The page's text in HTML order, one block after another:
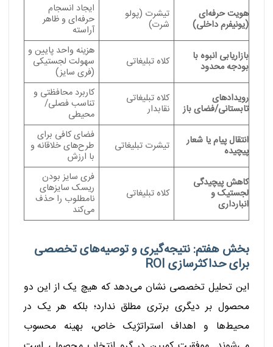
هویت حرفه‌ای
(یونیفرم داخلی)
تیشرت (پولو
شرت)
ایجاد انسجام
حرفه‌ای و ظاهر
آراسته
بازاریابی انبوه با
بودجه محدود کلاه تبلیغاتی
هزینه واحد پایین و
سهولت لجستیکی
(فری سایز)
رویدادهای
تابستانی/فضای باز
کلاه تبلیغاتی
نقابدار
کاربرد محافظتی و
تناسب فصلی/
محیطی
انتقال پیام یا شعار
پیچیده تیشرت تبلیغاتی
فضای کافی برای
طرح‌های خلاقانه و
با ارزش
کاهش پیچیدگی
لجستیک و
انبارداری
کلاه تبلیغاتی
فری سایز بودن
ریسک سایزهای
نامطلوب را حذف
می‌کند
بخش هفتم: نتیجه‌گیری و توصیه‌های تخصصی
برای حداکثرسازی ROI
این تحلیل تخصصی نشان می‌دهد که هیچ یک از این دو
محصول بر دیگری برتری مطلق ندارد؛ بلکه هر یک در
محیط‌ها و اهداف استراتژیک خاص، بهینه محسوب